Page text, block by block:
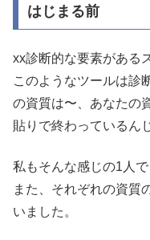
はじまる前
xx診断的な要素がある
このようなツールは診
の資質は〜、あなたの
貼りで終わっているん
私もそんな感じの1人で
また、それぞれの資質
いました。